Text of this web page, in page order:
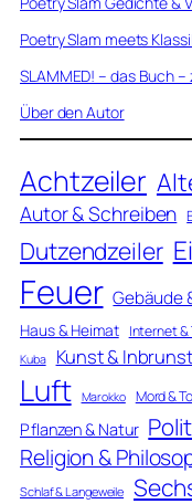
Poetry Slam meets
SLAMMED! – das Buch
Über den Autor
Achtzeiler
Autor & Schreiben
Dutzendzeiler
Feuer Gebäude
Haus & Heimat Internet &
Kuba Kunst & Inbrunst
Luft Marokko Mord &
Pflanzen & Natur
Religion &
Schlaf & Langeweile